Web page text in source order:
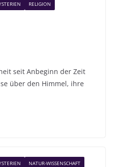
RELIGION
seit Anbeginn der Zeit
über den Himmel, ihre
NATUR-WISSENSCHAFT